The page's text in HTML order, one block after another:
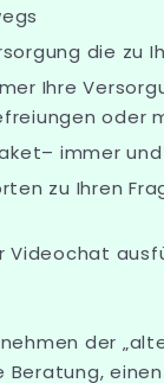
die zu
Ihre
oder
immer
zu Ihren
Videochat
der